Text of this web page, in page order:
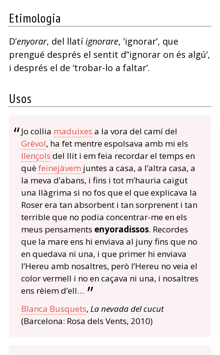
Etimologia
D’enyorar, del llatíignorare, ‘ignorar’, que
prengué després el sentit d’‘ignorar on és algú’,
i després el de ‘trobar-lo a faltar’.
Usos
Jo collia maduixes a la vora del camí del
Grèvol, ha fet mentre espolsava amb mi els
llençols del llit i em feia recordar el temps en
quèfeinejàvem juntes a casa, a l’altra casa, a
la meva d’abans, i fins i tot m’hauria caigut
una llàgrima si no fos que el que explicava la
Roser era tan absorbent i tan sorprenent i tan
terrible que no podia concentrar-me en els
meus pensaments enyoradissos. Recordes
que la mare ens hi enviava al juny fins que no
en quedava ni una, i que primer hi enviava
l’Hereu amb nosaltres, però l’Hereu no veia el
color vermell i no en caçava ni una, i nosaltres
ens rèiem d’ell…
Blanca Busquets, La nevada del cucut
(Barcelona: Rosa dels Vents, 2010)